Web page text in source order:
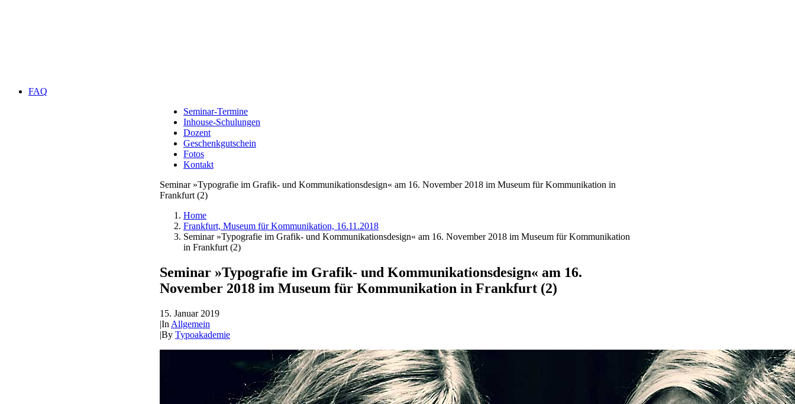
FAQ
Seminar-Termine
Inhouse-Schulungen
Dozent
Geschenkgutschein
Fotos
Kontakt
Seminar »Typografie im Grafik- und Kommunikationsdesign« am 16. November 2018 im Museum für Kommunikation in
Frankfurt (2)
Home
Frankfurt, Museum für Kommunikation, 16.11.2018
Seminar »Typografie im Grafik- und Kommunikationsdesign« am 16. November 2018 im Museum für Kommunikation
in Frankfurt (2)
Seminar »Typografie im Grafik- und Kommunikationsdesign« am 16.
November 2018 im Museum für Kommunikation in Frankfurt (2)
15. Januar 2019
|In Allgemein
|By Typoakademie